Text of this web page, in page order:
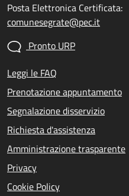
Posta Elettronica Certificata:
comunesegrate@pec.it
Pronto URP
Leggi le FAQ
Prenotazione appuntamento
Segnalazione disservizio
Richiesta d'assistenza
Amministrazione trasparente
Privacy
Cookie Policy